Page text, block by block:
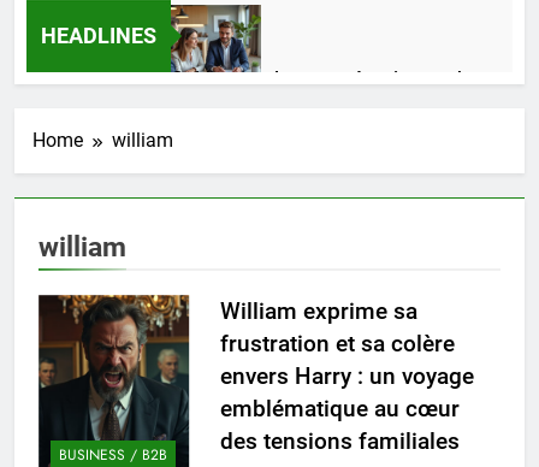
HEADLINES
Guide complet pour réussir un achat
Quel est le salaire de Myriam Seurat en
2025 ?
4 Mois Ago
Home william
william
BUSINESS / B2B
William exprime sa
frustration et sa colère
envers Harry : un voyage
emblématique au cœur
des tensions familiales